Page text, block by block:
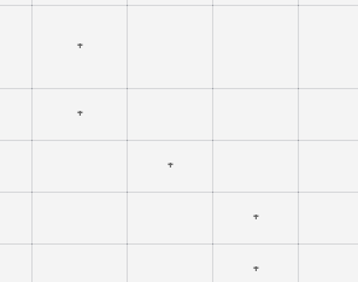
⁺
⁺
⁺
⁺
⁺